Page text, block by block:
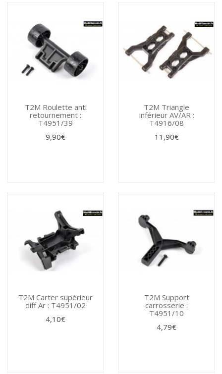
T2M Roulette anti
retournement :
T4951/39
9,90€
T2M Triangle
inférieur AV/AR :
T4916/08
11,90€
T2M Carter supérieur
diff Ar : T4951/02
4,10€
T2M Support
carrosserie :
T4951/10
4,79€